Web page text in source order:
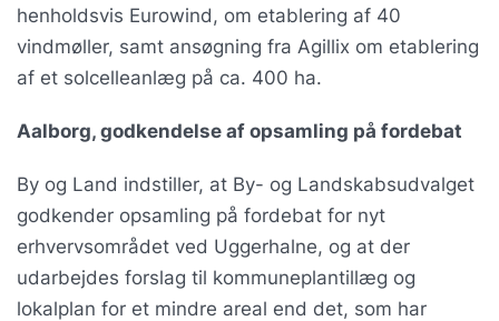
henholdsvis Eurowind, om etablering af 40
vindmøller, samt ansøgning fra Agillix om etablering
af et solcelleanlæg på ca. 400 ha.
Aalborg, godkendelse af opsamling på fordebat
By og Land indstiller, at By- og Landskabsudvalget
godkender opsamling på fordebat for nyt
erhvervsområdet ved Uggerhalne, og at der
udarbejdes forslag til kommuneplantillæg og
lokalplan for et mindre areal end det, som har